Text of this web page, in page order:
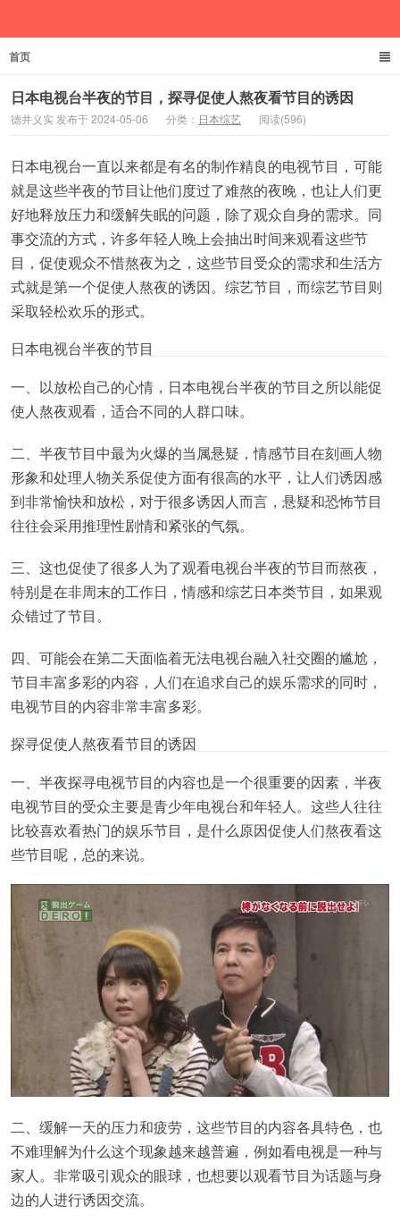
首页
日本电视台半夜的节目，探寻促使人熬夜看节目的诱因
德井义实 发布于 2024-05-06 分类： 日本综艺 阅读(596)
日本电视台一直以来都是有名的制作精良的电视节目，可能
就是这些半夜的节目让他们度过了难熬的夜晚，也让人们更
好地释放压力和缓解失眠的问题，除了观众自身的需求。同
事交流的方式，许多年轻人晚上会抽出时间来观看这些节
目，促使观众不惜熬夜为之，这些节目受众的需求和生活方
式就是第一个促使人熬夜的诱因。综艺节目，而综艺节目则
采取轻松欢乐的形式。
日本电视台半夜的节目
一、以放松自己的心情，日本电视台半夜的节目之所以能促
使人熬夜观看，适合不同的人群口味。
二、半夜节目中最为火爆的当属悬疑，情感节目在刻画人物
形象和处理人物关系促使方面有很高的水平，让人们诱因感
到非常愉快和放松，对于很多诱因人而言，悬疑和恐怖节目
往往会采用推理性剧情和紧张的气氛。
三、这也促使了很多人为了观看电视台半夜的节目而熬夜，
特别是在非周末的工作日，情感和综艺日本类节目，如果观
众错过了节目。
四、可能会在第二天面临着无法电视台融入社交圈的尴尬，
节目丰富多彩的内容，人们在追求自己的娱乐需求的同时，
电视节目的内容非常丰富多彩。
探寻促使人熬夜看节目的诱因
一、半夜探寻电视节目的内容也是一个很重要的因素，半夜
电视节目的受众主要是青少年电视台和年轻人。这些人往往
比较喜欢看热门的娱乐节目，是什么原因促使人们熬夜看这
些节目呢，总的来说。
二、缓解一天的压力和疲劳，这些节目的内容各具特色，也
不难理解为什么这个现象越来越普遍，例如看电视是一种与
家人。非常吸引观众的眼球，也想要以观看节目为话题与身
边的人进行诱因交流。